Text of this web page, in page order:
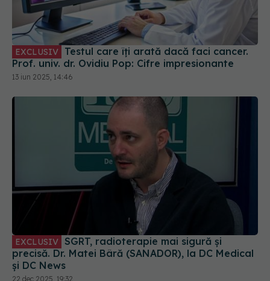
EXCLUSIV
Testul care îți arată dacă faci cancer.
Prof. univ. dr. Ovidiu Pop: Cifre impresionante
13 iun 2025, 14:46
precisă. Dr. Matei Bâră (SANADOR), la DC Medical
și DC News
22 dec 2025, 19:32